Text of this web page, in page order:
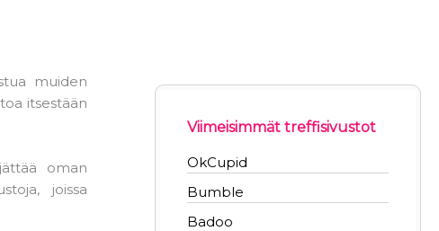
muiden
itsestään
oman
joissa
Viimeisimmät treffisivustot
OkCupid
Bumble
Badoo